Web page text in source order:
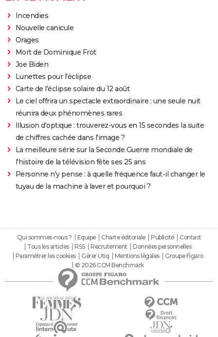
Incendies
Nouvelle canicule
Orages
Mort de Dominique Frot
Joe Biden
Lunettes pour l'éclipse
Carte de l'éclipse solaire du 12 août
Le ciel offrira un spectacle extraordinaire : une seule nuit
réunira deux phénomènes rares
Illusion d'optique : trouverez-vous en 15 secondes la suite
de chiffres cachée dans l'image ?
La meilleure série sur la Seconde Guerre mondiale de
l'histoire de la télévision fête ses 25 ans
Personne n'y pense : à quelle fréquence faut-il changer le
tuyau de la machine à laver et pourquoi ?
Qui sommes-nous ? Equipe Charte éditoriale Publicité
Contact
Tous les articles
RSS Recrutement
Données personnelles
Paramétrer les cookies
Gérer Utiq Mentions légales
Groupe Figaro
© 2026 CCM Benchmark